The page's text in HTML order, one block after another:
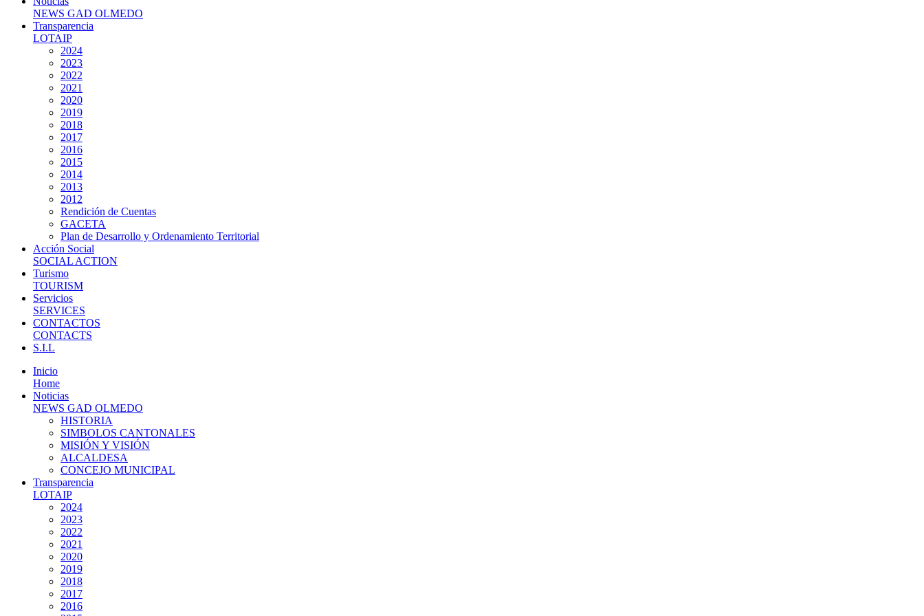
NEWS GAD OLMEDO
Transparencia
LOTAIP
2024
2023
2022
2021
2020
2019
2018
2017
2016
2015
2014
2013
2012
Rendición de Cuentas
GACETA
Plan de Desarrollo y Ordenamiento Territorial
Acción Social
SOCIAL ACTION
Turismo
TOURISM
Servicios
SERVICES
CONTACTOS
CONTACTS
S.I.L
Inicio
Home
Noticias
NEWS GAD OLMEDO
HISTORIA
SIMBOLOS CANTONALES
MISIÓN Y VISIÓN
ALCALDESA
CONCEJO MUNICIPAL
Transparencia
LOTAIP
2024
2023
2022
2021
2020
2019
2018
2017
2016